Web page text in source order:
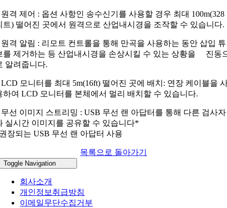
원격 제어 : 옵션 사항인 송수신기를 사용할 경우 최대 100m(328
트) 떨어진 곳에서 원격으로 산업내시경을 조작할 수 있습니다.
원격 알림 : 리모트 컨트롤을 통해 만곡을 사용하는 동안 삽입 튜
를 제거하는 등 산업내시경을 손상시킬 수 있는 상황을 진동
알려줍니다.
LCD 모니터를 최대 5m(16ft) 떨어진 곳에 배치: 연장 케이블을
하여 LCD 모니터를 본체에서 멀리 배치할 수 있습니다.
무선 이미지 스트리밍 : USB 무선 랜 아답터를 통해 다른 검사자
실시간 이미지를 공유할 수 있습니다*
장되는 USB 무선 랜 아답터 사용
목록으로 돌아가기
Toggle Navigation
회사소개
개인정보취급방침
이메일무단수집거부